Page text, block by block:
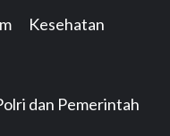
Kesehatan
dan Pemerintah